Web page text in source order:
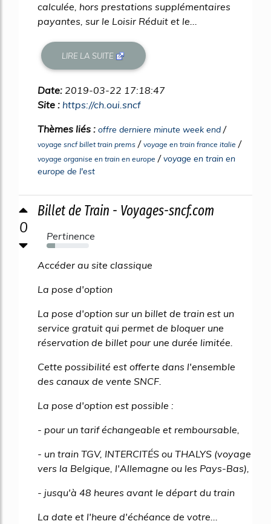
calculée, hors prestations supplémentaires
payantes, sur le Loisir Réduit et le...
LIRE LA SUITE
Date: 2019-03-22 17:18:47
Site : https://ch.oui.sncf
Thèmes liés : offre derniere minute week end /
voyage sncf billet train prems / voyage en train france italie /
voyage organise en train en europe /voyage en train en
europe de l'est
0
Billet de Train - Voyages-sncf.com
Pertinence
20%
Accéder au site classique
La pose d'option
La pose d'option sur un billet de train est un
service gratuit qui permet de bloquer une
réservation de billet pour une durée limitée.
Cette possibilité est offerte dans l'ensemble
des canaux de vente SNCF.
La pose d'option est possible :
- pour un tarif échangeable et remboursable,
- un train TGV, INTERCITÉS ou THALYS (voyage
vers la Belgique, l'Allemagne ou les Pays-Bas),
- jusqu'à 48 heures avant le départ du train
La date et l'heure d'échéance de votre...